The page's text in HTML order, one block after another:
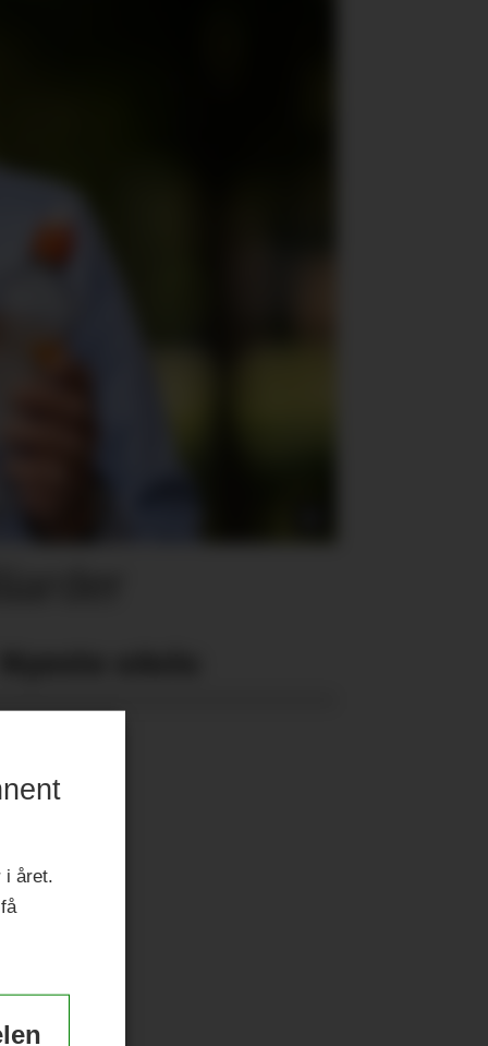
i året.